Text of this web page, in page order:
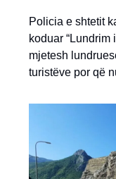
Policia e shtetit
koduar “Lundrim
mjetesh
turistëve por që